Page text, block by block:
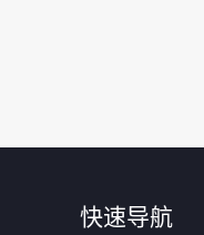
快速导航